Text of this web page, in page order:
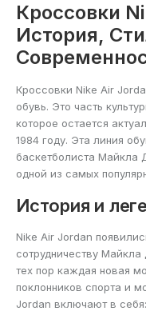
Кроссовки
История,
Кроссовки Nike Air
обувь. Это часть
которое остается
1984 году. Эта линия
баскетболиста Майкла
одной из самых
История и
Nike Air Jordan
сотрудничеству
тех пор каждая новая
поклонников спорта и
Jordan включают в себя: